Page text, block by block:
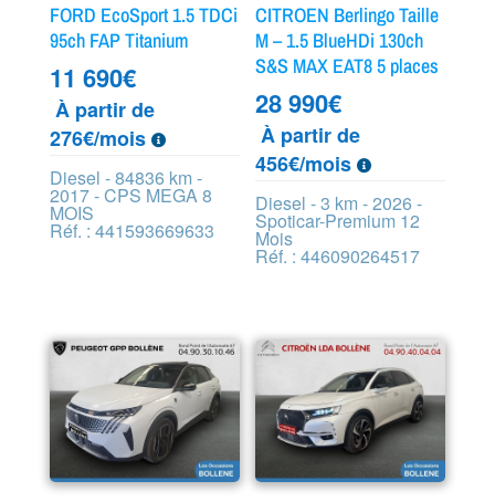
FORD EcoSport 1.5 TDCi
95ch FAP Titanium
11 690€
À partir de
276€/mois
Diesel - 84836 km -
2017 - CPS MEGA 8
MOIS
Réf. : 441593669633
CITROEN Berlingo Taille
M – 1.5 BlueHDi 130ch
S&S MAX EAT8 5 places
28 990€
À partir de
456€/mois
Diesel - 3 km - 2026 -
Spoticar-Premium 12
Mois
Réf. : 446090264517